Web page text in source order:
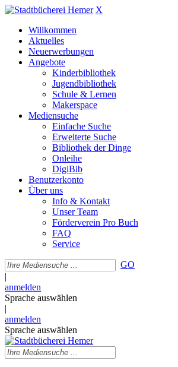
X
Willkommen
Aktuelles
Neuerwerbungen
Angebote
Kinderbibliothek
Jugendbibliothek
Schule & Lernen
Makerspace
Mediensuche
Einfache Suche
Erweiterte Suche
Bibliothek der Dinge
Onleihe
DigiBib
Benutzerkonto
Über uns
Info & Kontakt
Unser Team
Förderverein Pro Buch
FAQ
Service
GO
|
anmelden
Sprache auswählen
|
anmelden
Sprache auswählen